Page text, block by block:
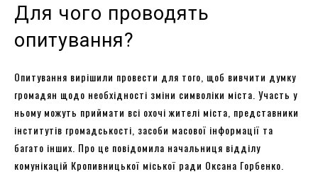
Для чого проводять
опитування?
Опитування вирішили провести для того, щоб вивчити думку
громадян щодо необхідності зміни символіки міста. Участь у
ньому можуть приймати всі охочі жителі міста, представники
інститутів громадськості, засоби масової інформації та
багато інших. Про це повідомила начальниця відділу
комунікацій Кропивницької міської ради Оксана Горбенко.